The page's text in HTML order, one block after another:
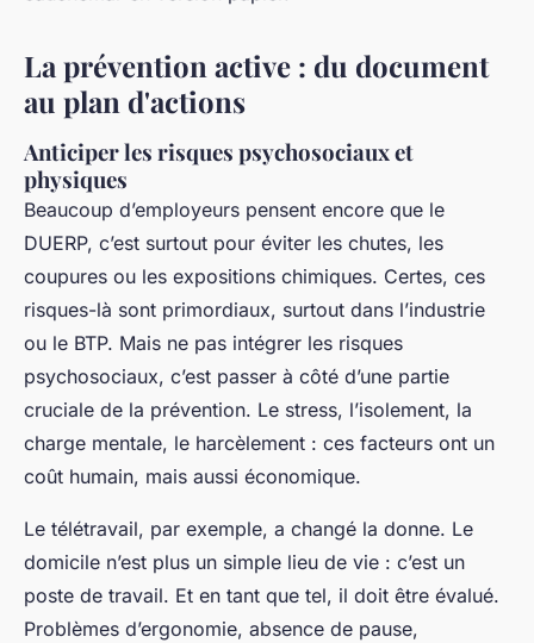
La prévention active : du document
au plan d'actions
Anticiper les risques psychosociaux et
physiques
Beaucoup d’employeurs pensent encore que le
DUERP, c’est surtout pour éviter les chutes, les
coupures ou les expositions chimiques. Certes, ces
risques-là sont primordiaux, surtout dans l’industrie
ou le BTP. Mais ne pas intégrer les risques
psychosociaux, c’est passer à côté d’une partie
cruciale de la prévention. Le stress, l’isolement, la
charge mentale, le harcèlement : ces facteurs ont un
coût humain, mais aussi économique.
Le télétravail, par exemple, a changé la donne. Le
domicile n’est plus un simple lieu de vie : c’est un
poste de travail. Et en tant que tel, il doit être évalué.
Problèmes d’ergonomie, absence de pause,